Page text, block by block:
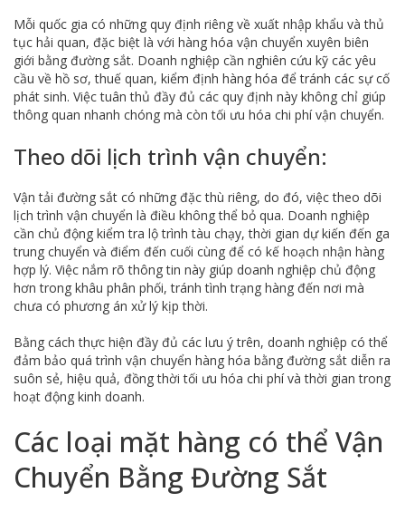
Mỗi quốc gia có những quy định riêng về xuất nhập khẩu và thủ
tục hải quan, đặc biệt là với hàng hóa vận chuyển xuyên biên
giới bằng đường sắt. Doanh nghiệp cần nghiên cứu kỹ các yêu
cầu về hồ sơ, thuế quan, kiểm định hàng hóa để tránh các sự cố
phát sinh. Việc tuân thủ đầy đủ các quy định này không chỉ giúp
thông quan nhanh chóng mà còn tối ưu hóa chi phí vận chuyển.
Theo dõi lịch trình vận chuyển:
Vận tải đường sắt có những đặc thù riêng, do đó, việc theo dõi
lịch trình vận chuyển là điều không thể bỏ qua. Doanh nghiệp
cần chủ động kiểm tra lộ trình tàu chạy, thời gian dự kiến đến ga
trung chuyển và điểm đến cuối cùng để có kế hoạch nhận hàng
hợp lý. Việc nắm rõ thông tin này giúp doanh nghiệp chủ động
hơn trong khâu phân phối, tránh tình trạng hàng đến nơi mà
chưa có phương án xử lý kịp thời.
Bằng cách thực hiện đầy đủ các lưu ý trên, doanh nghiệp có thể
đảm bảo quá trình vận chuyển hàng hóa bằng đường sắt diễn ra
suôn sẻ, hiệu quả, đồng thời tối ưu hóa chi phí và thời gian trong
hoạt động kinh doanh.
Các loại mặt hàng có thể Vận
Chuyển Bằng Đường Sắt